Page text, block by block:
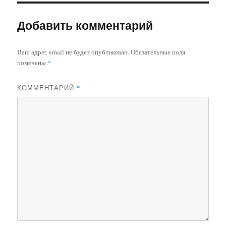
Добавить комментарий
Ваш адрес email не будет опубликован.Обязательные поля
помечены *
КОММЕНТАРИЙ *